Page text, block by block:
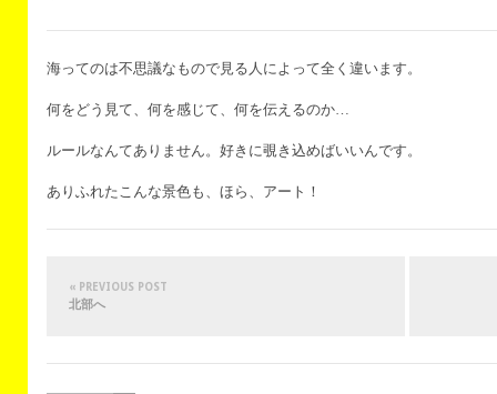
海ってのは不思議なもので見る人によって全く違います。
何をどう見て、何を感じて、何を伝えるのか…
ルールなんてありません。好きに覗き込めばいいんです。
ありふれたこんな景色も、ほら、アート！
« PREVIOUS POST
北部へ